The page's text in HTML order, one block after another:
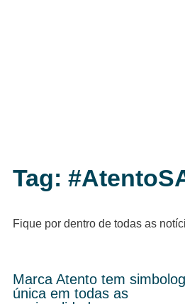
Tag:
Fique por dentro de todas as
Marca Atento tem
única em todas as